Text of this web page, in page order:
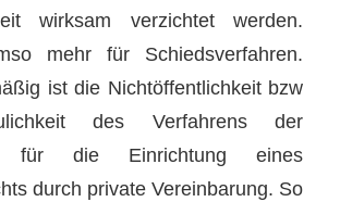
wirksam verzichtet werden.
mehr für Schiedsverfahren.
ist die Nichtöffentlichkeit bzw
des Verfahrens der
für die Einrichtung eines
durch private Vereinbarung. So